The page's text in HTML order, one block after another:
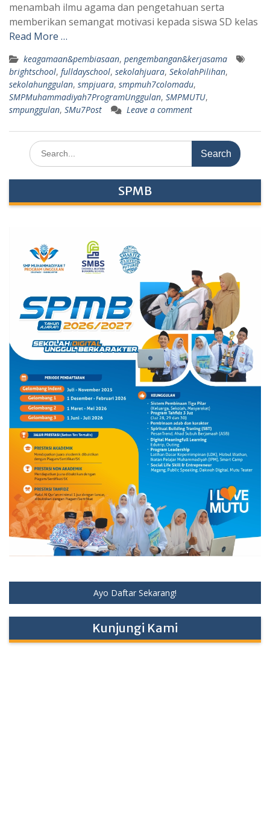
menambah ilmu agama dan pengetahuan serta
memberikan semangat motivasi kepada siswa SD kelas
Read More …
keagamaan&pembiasaan, pengembangan&kerjasama
brightschool, fulldayschool, sekolahjuara, SekolahPilihan,
sekolahunggulan, smpjuara, smpmuh7colomadu,
SMPMuhammadiyah7ProgramUnggulan, SMPMUTU,
smpunggulan, SMu7Post Leave a comment
Search
for:
SPMB
Ayo Daftar Sekarang!
Kunjungi Kami